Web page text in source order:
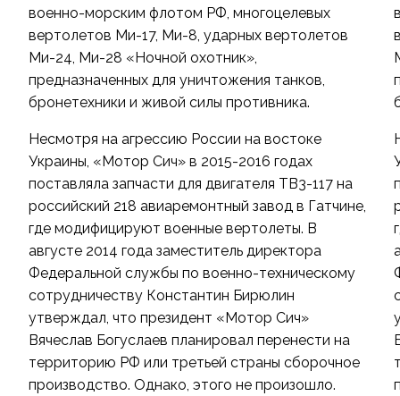
военно-морским флотом РФ, многоцелевых
вертолетов Ми-17, Ми-8, ударных вертолетов
Ми-24, Ми-28 «Ночной охотник»,
предназначенных для уничтожения танков,
бронетехники и живой силы противника.
Несмотря на агрессию России на востоке
Украины, «Мотор Сич» в 2015-2016 годах
поставляла запчасти для двигателя ТВ3-117 на
российский 218 авиаремонтный завод в Гатчине,
где модифицируют военные вертолеты. В
августе 2014 года заместитель директора
Федеральной службы по военно-техническому
сотрудничеству Константин Бирюлин
утверждал, что президент «Мотор Сич»
Вячеслав Богуслаев планировал перенести на
территорию РФ или третьей страны сборочное
производство. Однако, этого не произошло.